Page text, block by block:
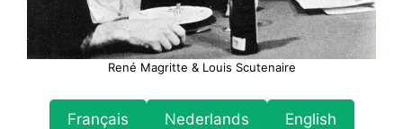
René Magritte & Louis Scutenaire
Français Nederlands English